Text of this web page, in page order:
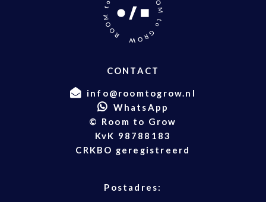
CONTACT
info@roomtogrow.nl
WhatsApp
© Room to Grow
KvK 98788183
CRKBO geregistreerd
Postadres: